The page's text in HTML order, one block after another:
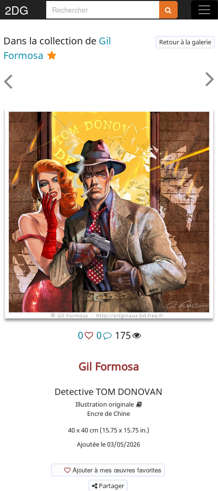
2DG
Dans la collection de Gil
Formosa
Retour à la galerie
0 0 175
Gil Formosa
Detective TOM DONOVAN
Illustration originale
Encre de Chine
40 x 40 cm (15.75 x 15.75 in.)
Ajoutée le 03/05/2026
Ajouter à mes œuvres favorites
Partager